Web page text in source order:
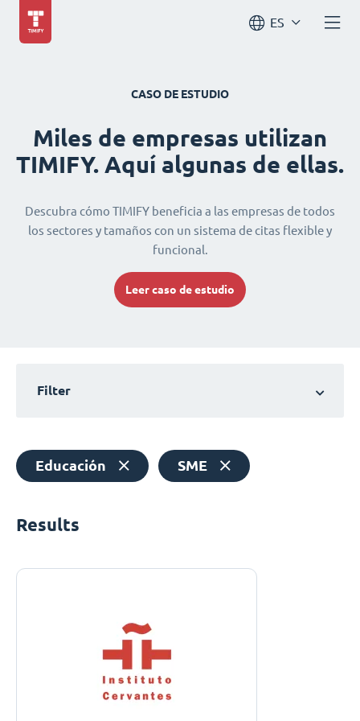
ES
CASO DE ESTUDIO
Miles de empresas utilizan
TIMIFY. Aquí algunas de ellas.
Descubra cómo TIMIFY beneficia a las empresas de todos
los sectores y tamaños con un sistema de citas flexible y
funcional.
Leer caso de estudio
Filter
Educación SME
Results